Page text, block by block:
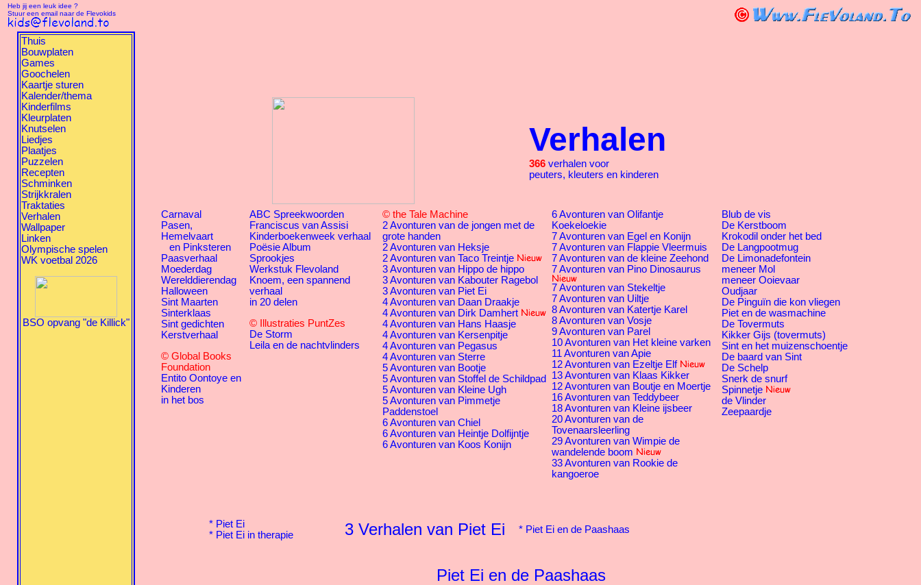
Heb jij een leuk idee ?
Stuur een email naar de Flevokids
Thuis
Bouwplaten
Games
Goochelen
Kaartje sturen
Kalender/thema
Kinderfilms
Kleurplaten
Knutselen
Liedjes
Plaatjes
Puzzelen
Recepten
Schminken
Strijkkralen
Traktaties
Verhalen
Wallpaper
Linken
Olympische spelen
WK voetbal 2026
BSO opvang "de Killick"
Verhalen
366 verhalen voor
peuters, kleuters en kinderen
Carnaval
Pasen,
Hemelvaart
en Pinksteren
Paasverhaal
Moederdag
Werelddierendag
Halloween
Sint Maarten
Sinterklaas
Sint gedichten
Kerstverhaal
© Global Books
Foundation
Entito Oontoye en
Kinderen
in het bos
ABC Spreekwoorden
Franciscus van Assisi
Kinderboekenweek verhaal
Poësie Album
Sprookjes
Werkstuk Flevoland
Knoem, een spannend
verhaal
in 20 delen
© Illustraties PuntZes
De Storm
Leila en de nachtvlinders
© the Tale Machine
2 Avonturen van de jongen met de
grote handen
2 Avonturen van Heksje
2 Avonturen van Taco Treintje
3 Avonturen van Hippo de hippo
3 Avonturen van Kabouter Ragebol
3 Avonturen van Piet Ei
4 Avonturen van Daan Draakje
4 Avonturen van Dirk Damhert
4 Avonturen van Hans Haasje
4 Avonturen van Kersenpitje
4 Avonturen van Pegasus
4 Avonturen van Sterre
5 Avonturen van Bootje
5 Avonturen van Stoffel de Schildpad
5 Avonturen van Kleine Ugh
5 Avonturen van Pimmetje
Paddenstoel
6 Avonturen van Chiel
6 Avonturen van Heintje Dolfijntje
6 Avonturen van Koos Konijn
6 Avonturen van Olifantje
Koekeloekie
7 Avonturen van Egel en Konijn
7 Avonturen van Flappie Vleermuis
7 Avonturen van de kleine Zeehond
7 Avonturen van Pino Dinosaurus
7 Avonturen van Stekeltje
7 Avonturen van Uiltje
8 Avonturen van Katertje Karel
8 Avonturen van Vosje
9 Avonturen van Parel
10 Avonturen van Het kleine varken
11 Avonturen van Apie
12 Avonturen van Ezeltje Elf
13 Avonturen van Klaas Kikker
12 Avonturen van Boutje en Moertje
16 Avonturen van Teddybeer
18 Avonturen van Kleine ijsbeer
20 Avonturen van de
Tovenaarsleerling
29 Avonturen van Wimpie de
wandelende boom
33 Avonturen van Rookie de
kangoeroe
Blub de vis
De Kerstboom
Krokodil onder het bed
De Langpootmug
De Limonadefontein
meneer Mol
meneer Ooievaar
Oudjaar
De Pinguïn die kon vliegen
Piet en de wasmachine
De Tovermuts
Kikker Gijs (tovermuts)
Sint en het muizenschoentje
De baard van Sint
De Schelp
Snerk de snurf
Spinnetje
de Vlinder
Zeepaardje
* Piet Ei
* Piet Ei in therapie 3 Verhalen van Piet Ei * Piet Ei en de Paashaas
Piet Ei en de Paashaas